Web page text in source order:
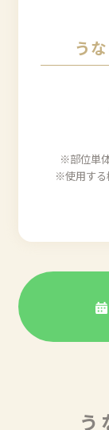
う
※部位単
※使用する
う